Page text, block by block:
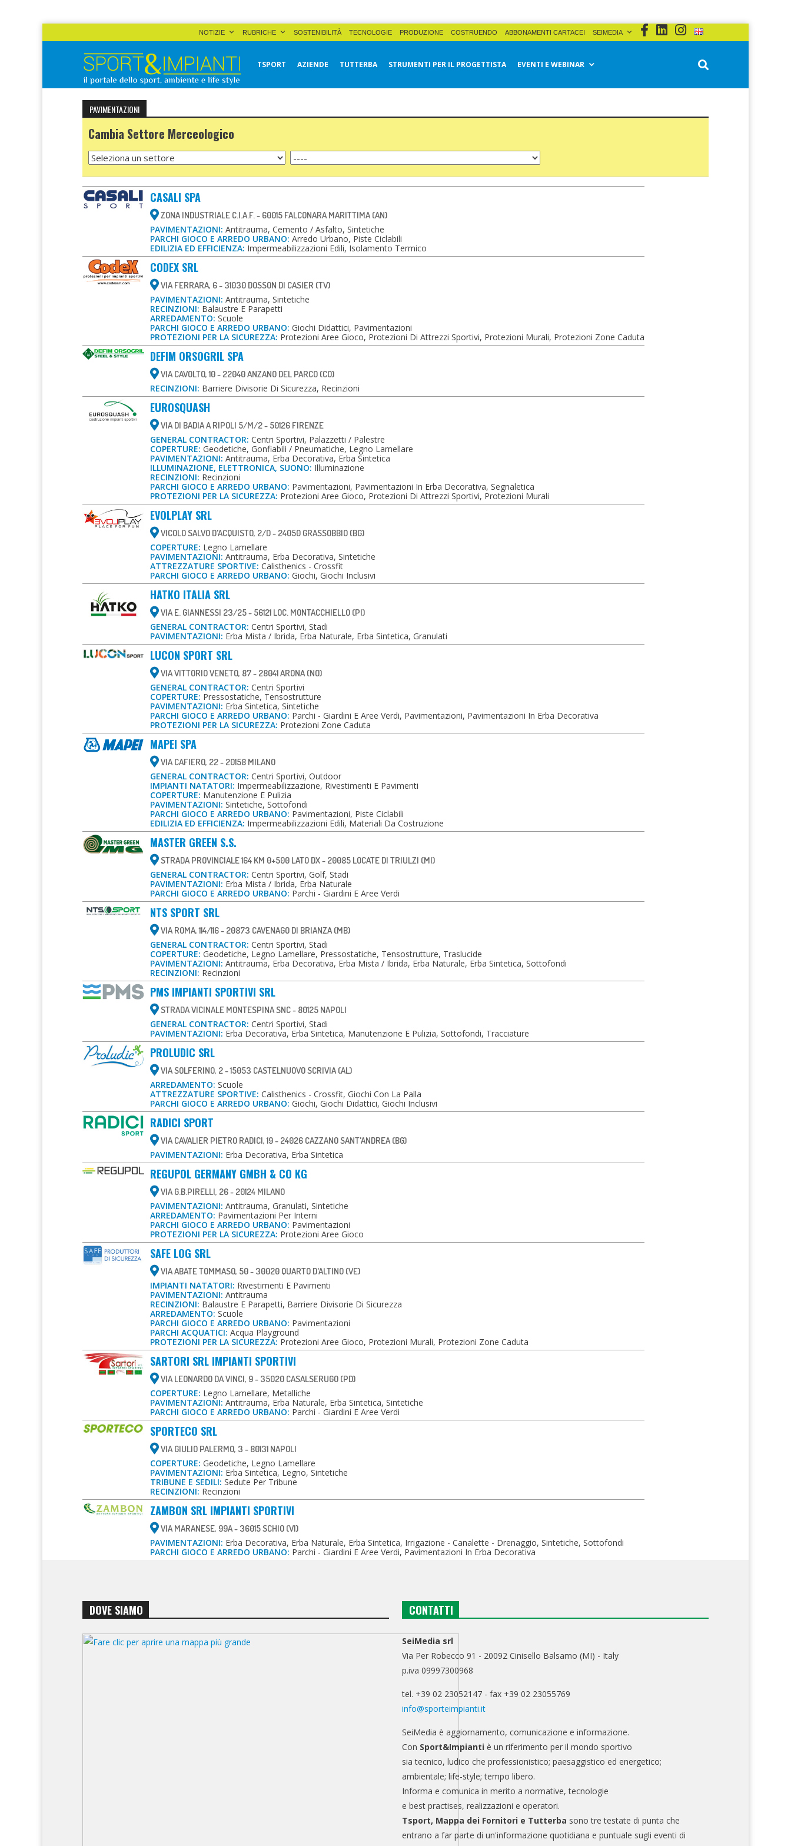
NOTIZIE RUBRICHE SOSTENIBILITÀ TECNOLOGIE PRODUZIONE COSTRUENDO ABBONAMENTI CARTACEI SEIMEDIA
Sport&Impianti
TSPORT AZIENDE TUTTERBA STRUMENTI PER IL PROGETTISTA EVENTI E WEBINAR
PAVIMENTAZIONI
Cambia Settore Merceologico
CASALI SPA
ZONA INDUSTRIALE C.I.A.F. - 60015 FALCONARA MARITTIMA (AN)
PAVIMENTAZIONI: Antitrauma, Cemento / Asfalto, Sintetiche
PARCHI GIOCO E ARREDO URBANO: Arredo Urbano, Piste Ciclabili
EDILIZIA ED EFFICIENZA: Impermeabilizzazioni Edili, Isolamento Termico
CODEX SRL
VIA FERRARA, 6 - 31030 DOSSON DI CASIER (TV)
PAVIMENTAZIONI: Antitrauma, Sintetiche
RECINZIONI: Balaustre E Parapetti
ARREDAMENTO: Scuole
PARCHI GIOCO E ARREDO URBANO: Giochi Didattici, Pavimentazioni
PROTEZIONI PER LA SICUREZZA: Protezioni Aree Gioco, Protezioni Di Attrezzi Sportivi, Protezioni Murali, Protezioni Zone Caduta
DEFIM ORSOGRIL SPA
VIA CAVOLTO, 10 - 22040 ANZANO DEL PARCO (CO)
RECINZIONI: Barriere Divisorie Di Sicurezza, Recinzioni
EUROSQUASH
VIA DI BADIA A RIPOLI 5/M/2 - 50126 FIRENZE
GENERAL CONTRACTOR: Centri Sportivi, Palazzetti / Palestre
COPERTURE: Geodetiche, Gonfiabili / Pneumatiche, Legno Lamellare
PAVIMENTAZIONI: Antitrauma, Erba Decorativa, Erba Sintetica
ILLUMINAZIONE, ELETTRONICA, SUONO: Illuminazione
RECINZIONI: Recinzioni
PARCHI GIOCO E ARREDO URBANO: Pavimentazioni, Pavimentazioni In Erba Decorativa, Segnaletica
PROTEZIONI PER LA SICUREZZA: Protezioni Aree Gioco, Protezioni Di Attrezzi Sportivi, Protezioni Murali
EVOLPLAY SRL
VICOLO SALVO D'ACQUISTO, 2/D - 24050 GRASSOBBIO (BG)
COPERTURE: Legno Lamellare
PAVIMENTAZIONI: Antitrauma, Erba Decorativa, Sintetiche
ATTREZZATURE SPORTIVE: Calisthenics - Crossfit
PARCHI GIOCO E ARREDO URBANO: Giochi, Giochi Inclusivi
HATKO ITALIA SRL
VIA E. GIANNESSI 23/25 - 56121 LOC. MONTACCHIELLO (PI)
GENERAL CONTRACTOR: Centri Sportivi, Stadi
PAVIMENTAZIONI: Erba Mista / Ibrida, Erba Naturale, Erba Sintetica, Granulati
LUCON SPORT SRL
VIA VITTORIO VENETO, 87 - 28041 ARONA (NO)
GENERAL CONTRACTOR: Centri Sportivi
COPERTURE: Pressostatiche, Tensostrutture
PAVIMENTAZIONI: Erba Sintetica, Sintetiche
PARCHI GIOCO E ARREDO URBANO: Parchi - Giardini E Aree Verdi, Pavimentazioni, Pavimentazioni In Erba Decorativa
PROTEZIONI PER LA SICUREZZA: Protezioni Zone Caduta
MAPEI SPA
VIA CAFIERO, 22 - 20158 MILANO
GENERAL CONTRACTOR: Centri Sportivi, Outdoor
IMPIANTI NATATORI: Impermeabilizzazione, Rivestimenti E Pavimenti
COPERTURE: Manutenzione E Pulizia
PAVIMENTAZIONI: Sintetiche, Sottofondi
PARCHI GIOCO E ARREDO URBANO: Pavimentazioni, Piste Ciclabili
EDILIZIA ED EFFICIENZA: Impermeabilizzazioni Edili, Materiali Da Costruzione
MASTER GREEN S.S.
STRADA PROVINCIALE 164 KM 0+500 LATO DX - 20085 LOCATE DI TRIULZI (MI)
GENERAL CONTRACTOR: Centri Sportivi, Golf, Stadi
PAVIMENTAZIONI: Erba Mista / Ibrida, Erba Naturale
PARCHI GIOCO E ARREDO URBANO: Parchi - Giardini E Aree Verdi
NTS SPORT SRL
VIA ROMA, 114/116 - 20873 CAVENAGO DI BRIANZA (MB)
GENERAL CONTRACTOR: Centri Sportivi, Stadi
COPERTURE: Geodetiche, Legno Lamellare, Pressostatiche, Tensostrutture, Traslucide
PAVIMENTAZIONI: Antitrauma, Erba Decorativa, Erba Mista / Ibrida, Erba Naturale, Erba Sintetica, Sottofondi
RECINZIONI: Recinzioni
PMS IMPIANTI SPORTIVI SRL
STRADA VICINALE MONTESPINA SNC - 80125 NAPOLI
GENERAL CONTRACTOR: Centri Sportivi, Stadi
PAVIMENTAZIONI: Erba Decorativa, Erba Sintetica, Manutenzione E Pulizia, Sottofondi, Tracciature
PROLUDIC SRL
VIA SOLFERINO, 2 - 15053 CASTELNUOVO SCRIVIA (AL)
ARREDAMENTO: Scuole
ATTREZZATURE SPORTIVE: Calisthenics - Crossfit, Giochi Con La Palla
PARCHI GIOCO E ARREDO URBANO: Giochi, Giochi Didattici, Giochi Inclusivi
RADICI SPORT
VIA CAVALIER PIETRO RADICI, 19 - 24026 CAZZANO SANT'ANDREA (BG)
PAVIMENTAZIONI: Erba Decorativa, Erba Sintetica
REGUPOL GERMANY GMBH & CO KG
VIA G.B.PIRELLI, 26 - 20124 MILANO
PAVIMENTAZIONI: Antitrauma, Granulati, Sintetiche
ARREDAMENTO: Pavimentazioni Per Interni
PARCHI GIOCO E ARREDO URBANO: Pavimentazioni
PROTEZIONI PER LA SICUREZZA: Protezioni Aree Gioco
SAFE LOG SRL
VIA ABATE TOMMASO, 50 - 30020 QUARTO D'ALTINO (VE)
IMPIANTI NATATORI: Rivestimenti E Pavimenti
PAVIMENTAZIONI: Antitrauma
RECINZIONI: Balaustre E Parapetti, Barriere Divisorie Di Sicurezza
ARREDAMENTO: Scuole
PARCHI GIOCO E ARREDO URBANO: Pavimentazioni
PARCHI ACQUATICI: Acqua Playground
PROTEZIONI PER LA SICUREZZA: Protezioni Aree Gioco, Protezioni Murali, Protezioni Zone Caduta
SARTORI SRL IMPIANTI SPORTIVI
VIA LEONARDO DA VINCI, 9 - 35020 CASALSERUGO (PD)
COPERTURE: Legno Lamellare, Metalliche
PAVIMENTAZIONI: Antitrauma, Erba Naturale, Erba Sintetica, Sintetiche
PARCHI GIOCO E ARREDO URBANO: Parchi - Giardini E Aree Verdi
SPORTECO SRL
VIA GIULIO PALERMO, 3 - 80131 NAPOLI
COPERTURE: Geodetiche, Legno Lamellare
PAVIMENTAZIONI: Erba Sintetica, Legno, Sintetiche
TRIBUNE E SEDILI: Sedute Per Tribune
RECINZIONI: Recinzioni
ZAMBON SRL IMPIANTI SPORTIVI
VIA MARANESE, 99A - 36015 SCHIO (VI)
PAVIMENTAZIONI: Erba Decorativa, Erba Naturale, Erba Sintetica, Irrigazione - Canalette - Drenaggio, Sintetiche, Sottofondi
PARCHI GIOCO E ARREDO URBANO: Parchi - Giardini E Aree Verdi, Pavimentazioni In Erba Decorativa
DOVE SIAMO CONTATTI
SeiMedia srl
Via Per Robecco 91 - 20092 Cinisello Balsamo (MI) - Italy
p.iva 09997300968
tel. +39 02 23052147 - fax +39 02 23055769
info@sporteimpianti.it
SeiMedia è aggiornamento, comunicazione e informazione.
Con Sport&Impianti è un riferimento per il mondo sportivo
sia tecnico, ludico che professionistico; paesaggistico ed energetico;
ambientale; life-style; tempo libero.
Informa e comunica in merito a normative, tecnologie
e best practises, realizzazioni e operatori.
Tsport, Mappa dei Fornitori e Tutterba sono tre testate di punta che
entrano a far parte di un'informazione quotidiana e puntuale sugli eventi di